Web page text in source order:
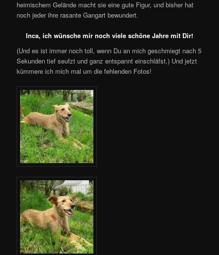
heimischem Gelände macht sie eine gute Figur, und bisher hat
noch jeder ihre rasante Gangart bewundert.
Inca, ich wünsche mir noch viele schöne Jahre mit Dir!
(Und es ist immer noch toll, wenn Du an mich geschmiegt nach 5
Sekunden tief seufzt und ganz entspannt einschläfst.) Und jetzt
kümmere ich mich mal um die fehlenden Fotos!